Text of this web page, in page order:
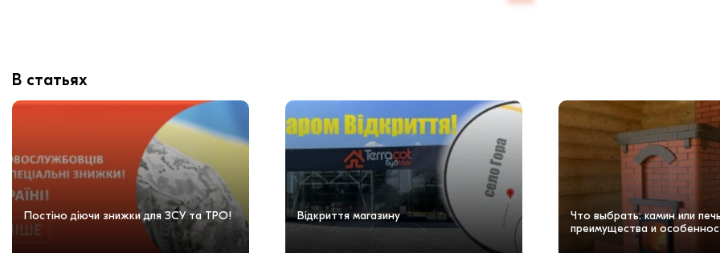
В статьях
Постіно діючи знижки для ЗСУ та ТРО! Відкриття магазину
Что выбрать: камин или
преимущества и